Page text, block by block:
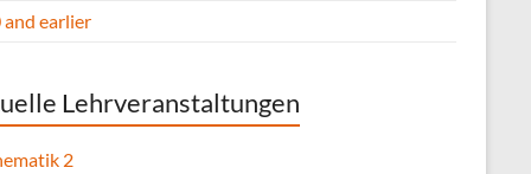
and earlier
Lehrveranstaltungen
2